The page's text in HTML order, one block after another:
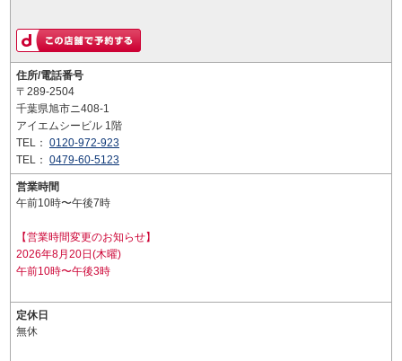
住所/電話番号
〒289-2504
千葉県旭市ニ408-1
アイエムシービル 1階
TEL： 0120-972-923
TEL： 0479-60-5123
営業時間
午前10時〜午後7時
【営業時間変更のお知らせ】
2026年8月20日(木曜)
午前10時〜午後3時
定休日
無休